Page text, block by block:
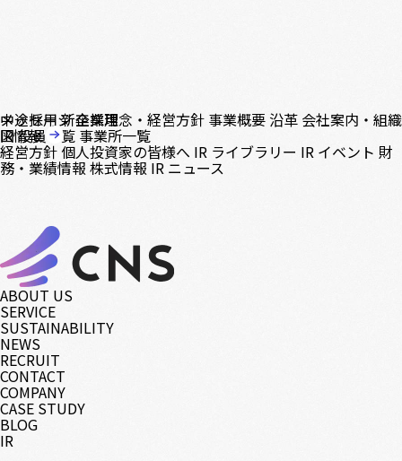
中途採用新卒採用
メッセージ企業理念・経営方針 事業概要 沿革 会社案内・組織
図役員一覧 事業所一覧
IR情報
経営方針 個人投資家の皆様へ IR ライブラリー IR イベント 財
務・業績情報 株式情報 IR ニュース
ABOUT US
SERVICE
SUSTAINABILITY
NEWS
RECRUIT
CONTACT
COMPANY
CASE STUDY
BLOG
IR